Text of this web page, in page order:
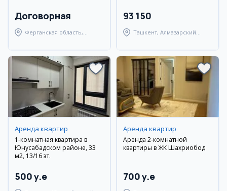
Договорная
Ферганская область,
93 150
Ташкент, Алмазарский
Аренда квартир
1-комнатная квартира в
Юнусабадском районе, 33
м2, 13/16 эт.
500 y.e
Аренда квартир
Аренда 2-комнатной
квартиры в ЖК Шахриобод
700 y.e